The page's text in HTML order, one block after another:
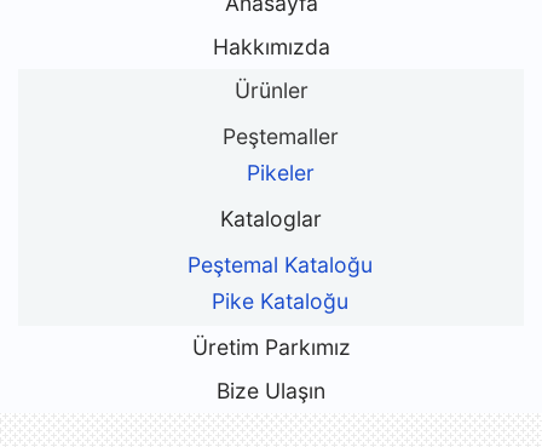
Hakkımızda
Ürünler
Peştemaller
Pikeler
Kataloglar
Peştemal Kataloğu
Pike Kataloğu
Üretim Parkımız
Bize Ulaşın